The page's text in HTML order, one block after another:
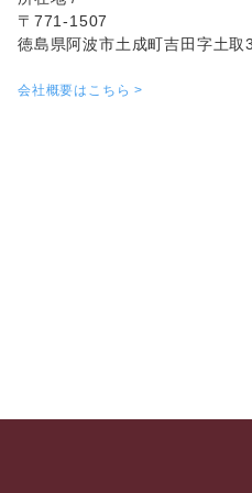
〒771-1507
徳島県阿波市土成町吉田字土取
会社概要はこちら